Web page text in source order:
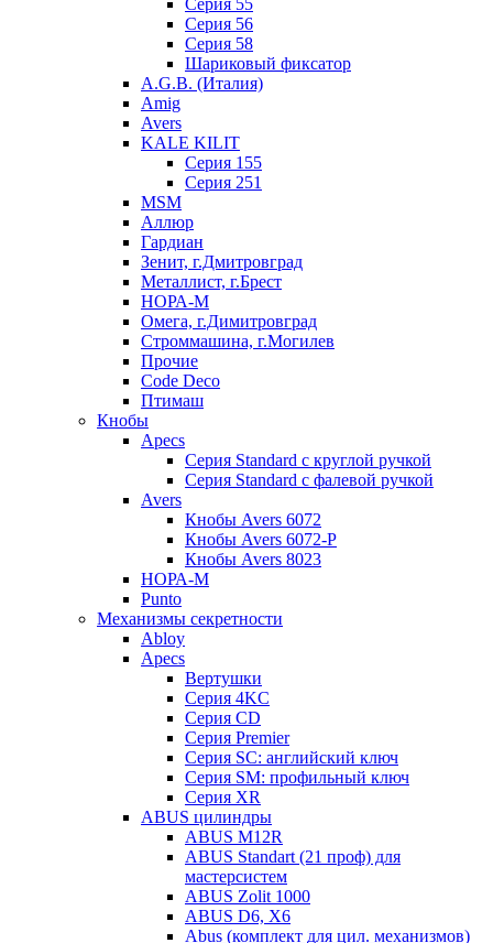
Серия 55
Серия 56
Серия 58
Шариковый фиксатор
A.G.B. (Италия)
Amig
Avers
KALE KILIT
Серия 155
Серия 251
MSM
Аллюр
Гардиан
Зенит, г.Дмитровград
Металлист, г.Брест
НОРА-М
Омега, г.Димитровград
Строммашина, г.Могилев
Прочие
Code Deco
Птимаш
Кнобы
Apecs
Серия Standard с круглой ручкой
Серия Standard с фалевой ручкой
Avers
Кнобы Avers 6072
Кнобы Avers 6072-P
Кнобы Avers 8023
НОРА-М
Punto
Механизмы секретности
Abloy
Apecs
Вертушки
Серия 4KC
Серия CD
Серия Premier
Серия SC: английский ключ
Серия SM: профильный ключ
Серия XR
ABUS цилиндры
ABUS M12R
ABUS Standart (21 проф) для
мастерсистем
ABUS Zolit 1000
ABUS D6, X6
Abus (комплект для цил. механизмов)